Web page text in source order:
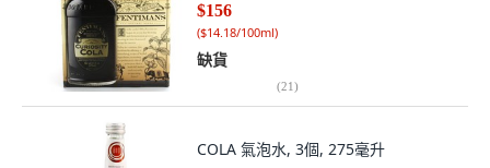
$156
($14.18/100ml)
缺貨
(21)
COLA 氣泡水, 3個, 275毫升